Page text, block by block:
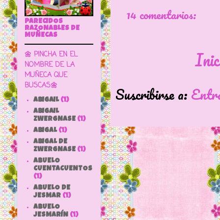
14 comentarios:
Suscribirse a:
PARECIDOS
RAZONABLES DE
MUÑECAS
🌼 PINCHA EN EL
NOMBRE DE LA
MUÑECA QUE
BUSCAS🌼
ABIGAIL (1)
ABIGAIL
ZWERGNASE (1)
ABIGAL (1)
ABIGAL DE
ZWERGNASE (1)
ABUELO
CUENTACUENTOS
(1)
ABUELO DE
JESMAR (1)
ABUELO
JESMARÍN (1)